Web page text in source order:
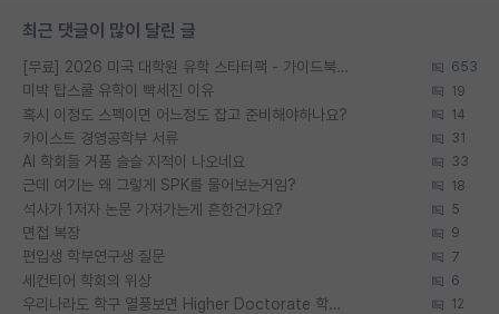
최근 댓글이 많이 달린 글
[무료] 2026 미국 대학원 유학 스타터팩 - 가이드북 & 합격자 컨택메일 템플릿 653
미박 탑스쿨 유학이 빡세진 이유 19
혹시 이정도 스펙이면 어느정도 잡고 준비해야하나요? 14
카이스트 경영공학부 서류 31
AI 학회들 거품 슬슬 지적이 나오네요 33
근데 여기는 왜 그렇게 SPK를 물어보는거임? 18
석사가 1저자 논문 가져가는게 흔한건가요? 5
면접 복장 9
편입생 학부연구생 질문 7
세컨티어 학회의 위상 6
우리나라도 학구 열풍보면 Higher Doctorate 학위가 필요하다고 봅니다. 12